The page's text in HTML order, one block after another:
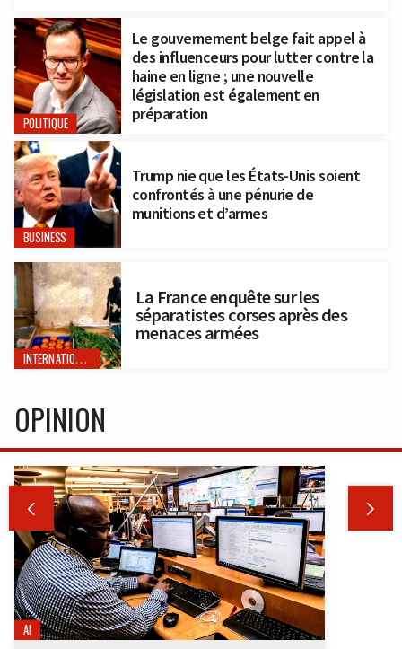
POLITIQUE
Le gouvernement belge fait appel à
des influenceurs pour lutter contre la
haine en ligne ; une nouvelle
législation est également en
préparation
BUSINESS
Trump nie que les États-Unis soient
confrontés à une pénurie de
munitions et d’armes
INTERNATIONAL
La France enquête sur les
séparatistes corses après des
menaces armées
OPINION
 
AI